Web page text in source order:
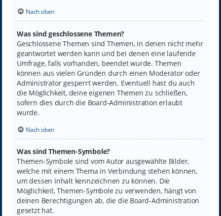
Nach oben
Was sind geschlossene Themen?
Geschlossene Themen sind Themen, in denen nicht mehr
geantwortet werden kann und bei denen eine laufende
Umfrage, falls vorhanden, beendet wurde. Themen
können aus vielen Gründen durch einen Moderator oder
Administrator gesperrt werden. Eventuell hast du auch
die Möglichkeit, deine eigenen Themen zu schließen,
sofern dies durch die Board-Administration erlaubt
wurde.
Nach oben
Was sind Themen-Symbole?
Themen-Symbole sind vom Autor ausgewählte Bilder,
welche mit einem Thema in Verbindung stehen können,
um dessen Inhalt kennzeichnen zu können. Die
Möglichkeit, Themen-Symbole zu verwenden, hängt von
deinen Berechtigungen ab, die die Board-Administration
gesetzt hat.